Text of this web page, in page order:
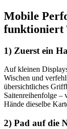
Mobile
funktioniert
1) Zuerst ein
Auf kleinen
Wischen und
übersichtliches
Saitenreihenfolge –
Hände dieselbe
2) Pad auf die